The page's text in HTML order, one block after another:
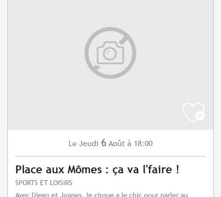
Le Jeudi 6 Août à 18:00
Place aux Mômes : ça va l'faire !
SPORTS ET LOISIRS
Avec Diego et Joanes, le cirque a le chic pour parler au